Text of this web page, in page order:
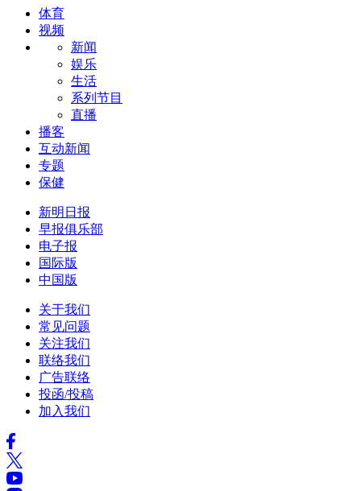
体育
视频
新闻
娱乐
生活
系列节目
直播
播客
互动新闻
专题
保健
新明日报
早报俱乐部
电子报
国际版
中国版
关于我们
常见问题
关注我们
联络我们
广告联络
投函/投稿
加入我们